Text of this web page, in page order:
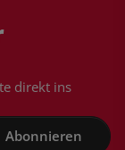
direkt ins
Abonnieren